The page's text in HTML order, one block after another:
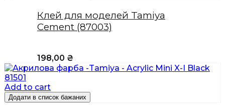
Клей для моделей Tamiya
Cement (87003)
198,00 ₴
Add to cart
Додати в список бажаних